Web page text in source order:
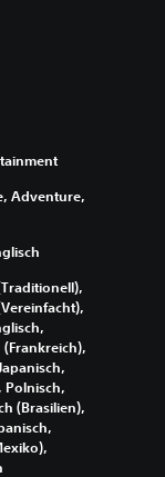
Adventure,
(Frankreich),
Polnisch,
(Brasilien),